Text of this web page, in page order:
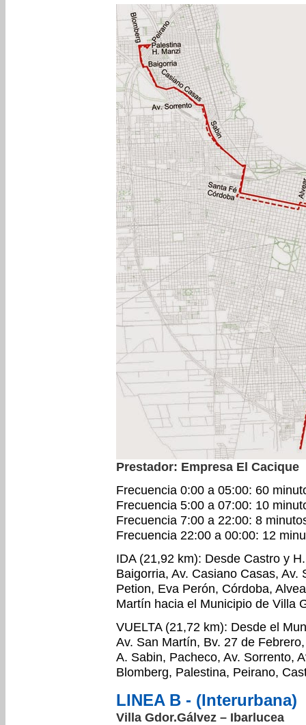
Prestador: Empresa El Cacique
Frecuencia 0:00 a 05:00: 60
Frecuencia 5:00 a 07:00: 10
Frecuencia 7:00 a 22:00: 8
Frecuencia 22:00 a 00:00: 12
IDA (21,92 km): Desde Castro y
Baigorria, Av. Casiano Casas,
Petion, Eva Perón, Córdoba,
Martín hacia el Municipio de Villa
VUELTA (21,72 km): Desde el
Av. San Martín, Bv. 27 de
A. Sabin, Pacheco, Av. Sorrento,
Blomberg, Palestina, Peirano,
LINEA B - (Interurbana)
Villa Gdor.Gálvez – Ibarlucea